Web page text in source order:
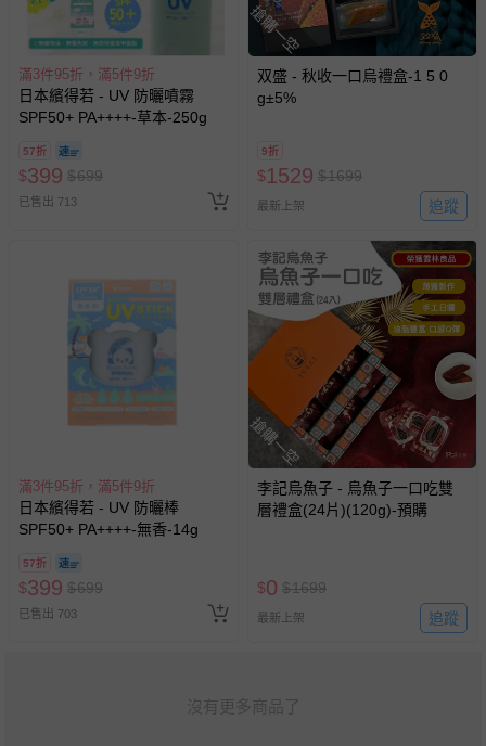
滿3件95折，滿5件9折
日本繽得若 - UV 防曬噴霧
SPF50+ PA++++-草本-250g
57折
$399 $699
已售出 713
搶購一空
双盛 - 秋收一口烏禮盒-1 5 0
g±5%
9折
$1529 $1699
最新上架 追蹤
滿3件95折，滿5件9折
日本繽得若 - UV 防曬棒
SPF50+ PA++++-無香-14g
57折
$399 $699
已售出 703
搶購一空
李記烏魚子 - 烏魚子一口吃雙
層禮盒(24片)(120g)-預購
$0 $1699
最新上架 追蹤
沒有更多商品了